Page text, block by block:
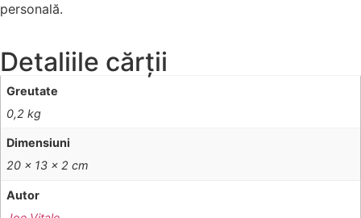
personală.
Detaliile cărții
Greutate
0,2 kg
Dimensiuni
20 × 13 × 2 cm
Autor